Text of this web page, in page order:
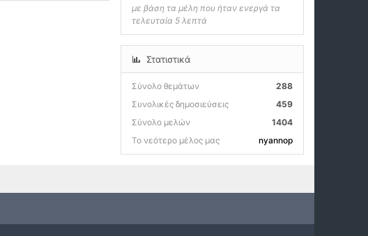
με βάση τα μέλη που ήταν ενεργά τα
τελευταία 5 λεπτά
Στατιστικά
Σύνολο θεμάτων
288
Συνολικές δημοσιεύσεις
459
Σύνολο μελών
1404
Το νεότερο μέλος μας
nyannop